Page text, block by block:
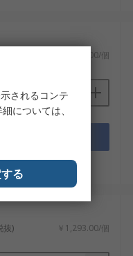
￥813.00/個
ータシート
抜) ￥1,293.00/個
されるコンテ
については、
る